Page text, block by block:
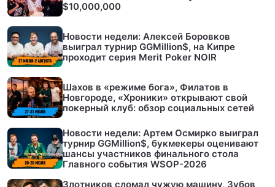
$10,000,000
Новости недели: Алексей Боровков
выиграл турнир GGMillion$, на Кипре
проходит серия Merit Poker NOIR
Шахов в «режиме бога», Филатов в
Новгороде, «Хроники» открывают свой
покерный клуб: обзор социальных сетей
Новости недели: Артем Осмирко выиграл
турнир GGMillion$, букмекеры оценивают
шансы участников финального стола
Главного события WSOP-2026
Злотников сломал чужую машину, Зубов